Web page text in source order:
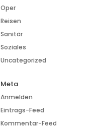
Oper
Reisen
Sanitär
Soziales
Uncategorized
Meta
Anmelden
Eintrags-Feed
Kommentar-Feed